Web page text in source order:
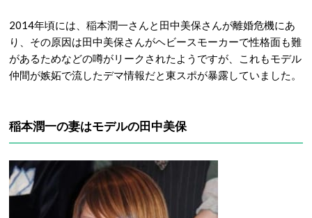
2014年頃には、稲本潤一さんと田中美保さんが離婚危機にあ
り、その原因は田中美保さんがヘビースモーカーで性格面も難
があるためなどの噂がリークされたようですが、これもモデル
仲間が嫉妬で流したデマ情報だと東スポが暴露していました。
稲本潤一の妻はモデルの田中美保